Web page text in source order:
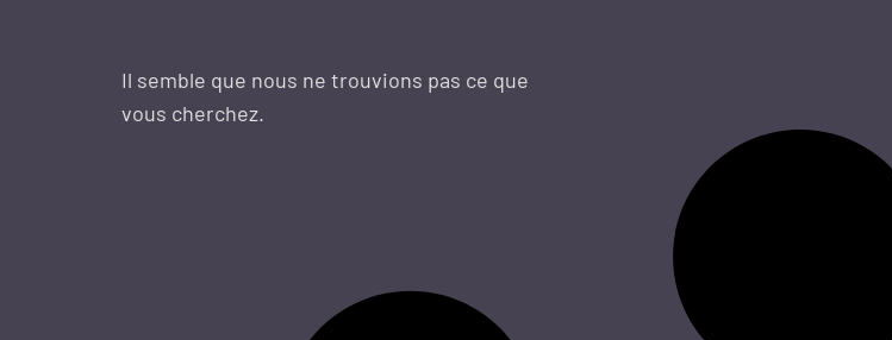
Il semble que nous ne trouvions pas ce que
vous cherchez.